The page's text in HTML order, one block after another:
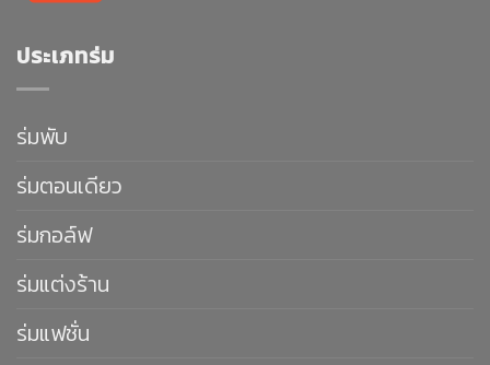
ประเภทร่ม
ร่มพับ
ร่มตอนเดียว
ร่มกอล์ฟ
ร่มแต่งร้าน
ร่มแฟชั่น